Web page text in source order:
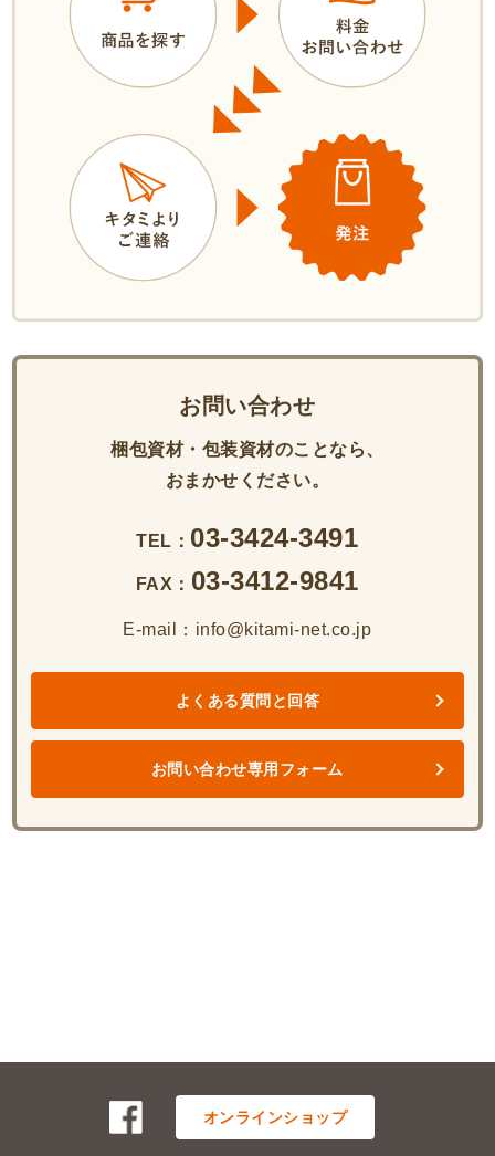
お問い合わせ
梱包資材・包装資材のことなら、
おまかせください。
TEL： 03-3424-3491
FAX： 03-3412-9841
E-mail：info@kitami-net.co.jp
よくある質問と回答
お問い合わせ専用フォーム
オンラインショップ